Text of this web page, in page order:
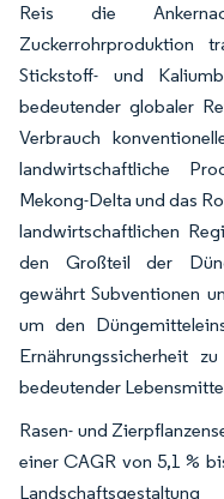
Reis die
Zuckerrohrproduktion
Stickstoff- und
bedeutender globaler
Verbrauch
landwirtschaftliche
Mekong-Delta und das
landwirtschaftlichen
den Großteil der
gewährt Subventionen
um den
Ernährungssicherheit
bedeutender
Rasen- und
einer CAGR von 5,1 %